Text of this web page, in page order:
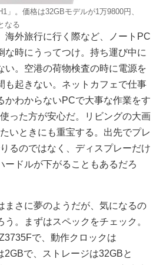
」。価格は32GBモデルが1万9800円、
なる
外旅行に行く際など、ノートPC
な時にうってつけ。持ち運び中に
い。空港の荷物検査の時に電源を
も起きない。ネットカフェで仕事
かわからないPCで大事な作業をす
った方が安心だ。リビングの大画
いときにも重宝する。出先でプレ
るのではなく、ディスプレーだけ
ードルが下がることもあるだろ
さに夢のようだが、気になるの
。まずはスペックをチェック。
で、動作クロックは
2GBで、ストレージは32GBと